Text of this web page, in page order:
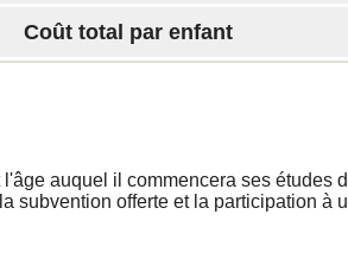
Coût total par enfant
auquel il commencera ses
subvention offerte et la participation à